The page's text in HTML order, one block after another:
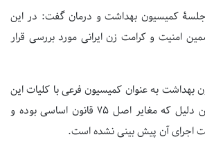
کمیسیون بهداشت و درمان گفت: در این
امنیت و کرامت زن ایرانی مورد بررسی قرار
به عنوان کمیسیون فرعی با کلیات این
طرح مخالفت کرد به این دلیل که مغایر اصل ۷۵ قانون اساسی بوده و
اجرای آن پیش بینی نشده است.